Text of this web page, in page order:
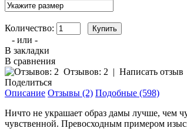
Количество:
- или -
В закладки
В сравнения
Отзывов: 2 | Написать отзыв
Поделиться
Описание Отзывы (2) Подобные (598)
Ничто не украшает образ дамы лучше, чем
чувственной. Превосходным примером